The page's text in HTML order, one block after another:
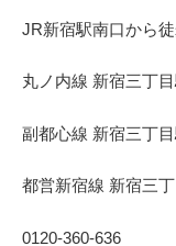
JR新宿駅南口から
丸ノ内線 新宿三丁
副都心線 新宿三丁
都営新宿線 新宿三
0120-360-636